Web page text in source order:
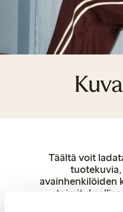
Täältä voit
avainhenkilöiden
käyttöoikeudet